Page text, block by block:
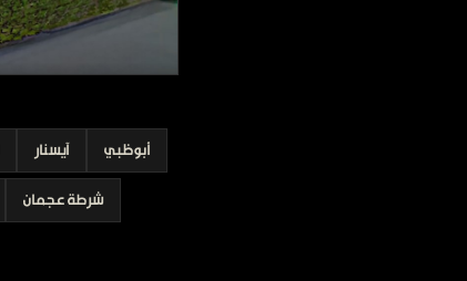
أبوظبي آيسنار
شرطة عجمان